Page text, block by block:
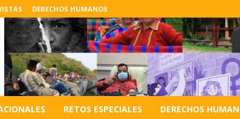
DERECHOS HUMANOS
RETOS ESPECIALES DERECHOS